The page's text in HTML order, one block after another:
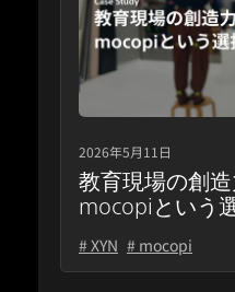
2026年5月11日
教育現場の創造
mocopiという
# XYN # mocopi